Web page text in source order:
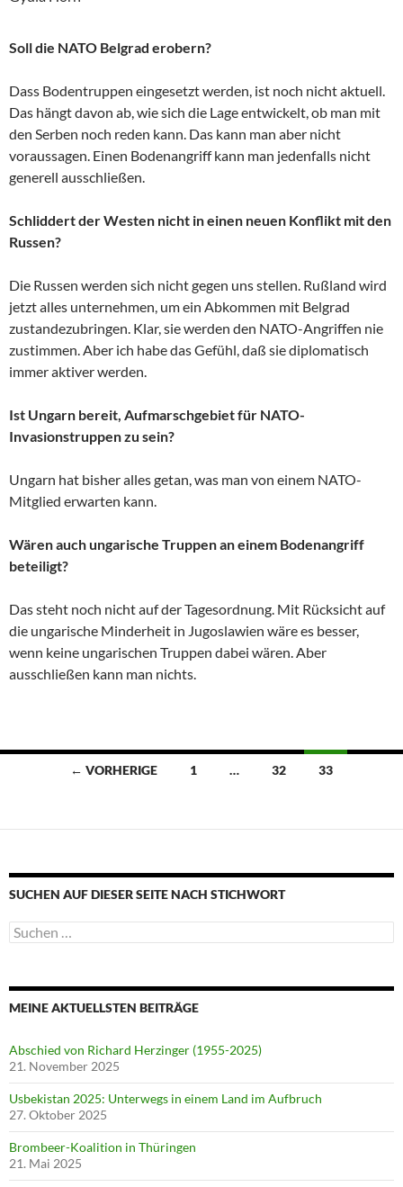
Soll die NATO Belgrad erobern?
Dass Bodentruppen eingesetzt werden, ist noch nicht aktuell.
Das hängt davon ab, wie sich die Lage entwickelt, ob man mit
den Serben noch reden kann. Das kann man aber nicht
voraussagen. Einen Bodenangriff kann man jedenfalls nicht
generell ausschließen.
Schliddert der Westen nicht in einen neuen Konflikt mit den
Russen?
Die Russen werden sich nicht gegen uns stellen. Rußland wird
jetzt alles unternehmen, um ein Abkommen mit Belgrad
zustandezubringen. Klar, sie werden den NATO-Angriffen nie
zustimmen. Aber ich habe das Gefühl, daß sie diplomatisch
immer aktiver werden.
Ist Ungarn bereit, Aufmarschgebiet für NATO-
Invasionstruppen zu sein?
Ungarn hat bisher alles getan, was man von einem NATO-
Mitglied erwarten kann.
Wären auch ungarische Truppen an einem Bodenangriff
beteiligt?
Das steht noch nicht auf der Tagesordnung. Mit Rücksicht auf
die ungarische Minderheit in Jugoslawien wäre es besser,
wenn keine ungarischen Truppen dabei wären. Aber
ausschließen kann man nichts.
Beitragsnavigation
← VORHERIGE 1 … 32 33
SUCHEN AUF DIESER SEITE NACH STICHWORT
Suche
nach:
MEINE AKTUELLSTEN BEITRÄGE
Abschied von Richard Herzinger (1955-2025)
21. November 2025
Usbekistan 2025: Unterwegs in einem Land im Aufbruch
27. Oktober 2025
Brombeer-Koalition in Thüringen
21. Mai 2025